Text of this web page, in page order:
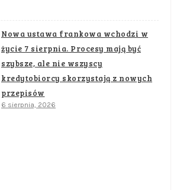
Nowa ustawa frankowa wchodzi w
życie 7 sierpnia. Procesy mają być
szybsze, ale nie wszyscy
kredytobiorcy skorzystają z nowych
przepisów
6 sierpnia, 2026